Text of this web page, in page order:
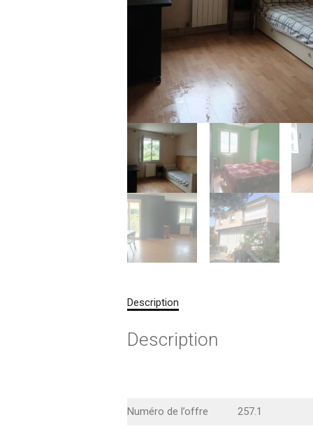
Description
Description
Numéro de l’offre 257.1